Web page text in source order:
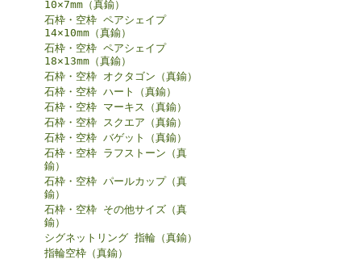
10×7mm（真鍮）
石枠・空枠 ペアシェイプ
14×10mm（真鍮）
石枠・空枠 ペアシェイプ
18×13mm（真鍮）
石枠・空枠 オクタゴン（真鍮）
石枠・空枠 ハート（真鍮）
石枠・空枠 マーキス（真鍮）
石枠・空枠 スクエア（真鍮）
石枠・空枠 バゲット（真鍮）
石枠・空枠 ラフストーン（真
鍮）
石枠・空枠 パールカップ（真
鍮）
石枠・空枠 その他サイズ（真
鍮）
シグネットリング 指輪（真鍮）
指輪空枠（真鍮）